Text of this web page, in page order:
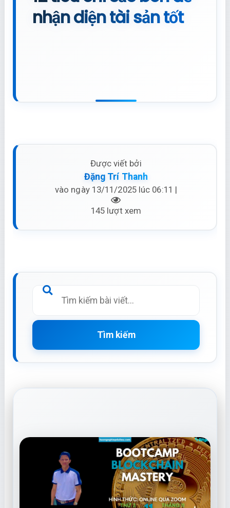
nhận diện tài sản tốt
Được viết bởi
Đặng Trí Thanh
vào ngày 13/11/2025 lúc 06:11 |
145 lượt xem
Tìm kiếm